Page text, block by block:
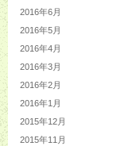
2016年6月
2016年5月
2016年4月
2016年3月
2016年2月
2016年1月
2015年12月
2015年11月